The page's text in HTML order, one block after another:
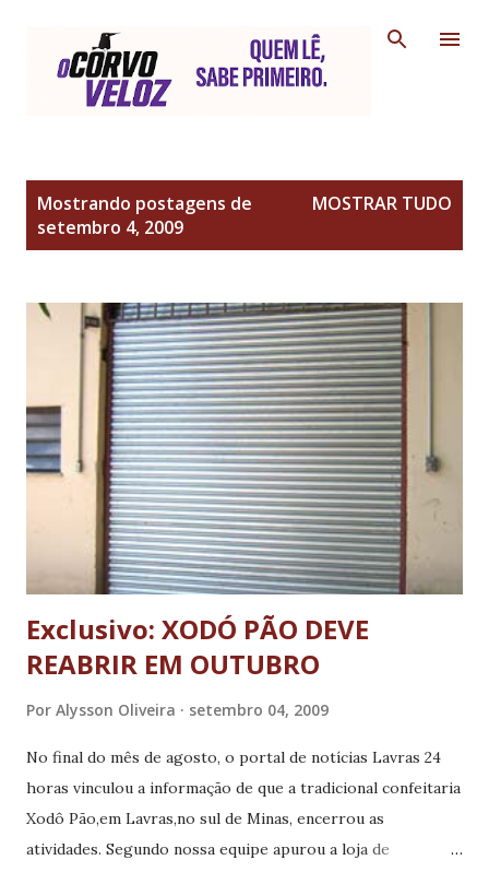
Mostrando postagens de
setembro 4, 2009
MOSTRAR TUDO
Exclusivo: XODÓ PÃO DEVE
REABRIR EM OUTUBRO
Por Alysson Oliveira setembro 04, 2009
No final do mês de agosto, o portal de notícias Lavras 24
horas vinculou a informação de que a tradicional confeitaria
Xodô Pão,em Lavras,no sul de Minas, encerrou as
atividades. Segundo nossa equipe apurou a loja de